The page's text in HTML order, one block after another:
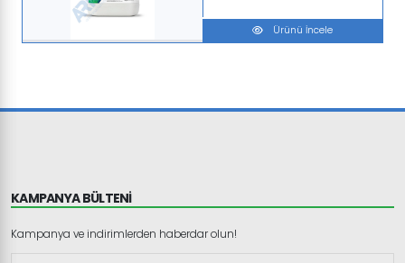
Ürünü İncele
KAMPANYA BÜLTENİ
Kampanya ve indirimlerden haberdar olun!